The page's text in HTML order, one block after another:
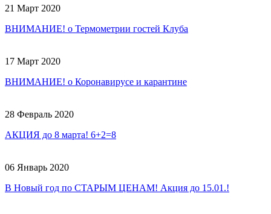
21 Март 2020
ВНИМАНИЕ! о Термометрии гостей Клуба
17 Март 2020
ВНИМАНИЕ! о Коронавирусе и карантине
28 Февраль 2020
АКЦИЯ до 8 марта! 6+2=8
06 Январь 2020
В Новый год по СТАРЫМ ЦЕНАМ! Акция до 15.01.!